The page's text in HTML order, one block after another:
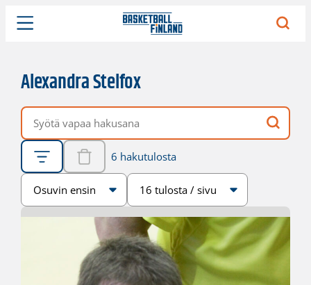
Alexandra Stelfox
Vapaa hakusana
6 hakutulosta
Järjestys
Sivukoko